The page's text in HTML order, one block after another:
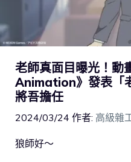
老師真面目曝光！動
Animation》發表「
將吾擔任
2024/03/24 作者: 高級雜
狼師好～